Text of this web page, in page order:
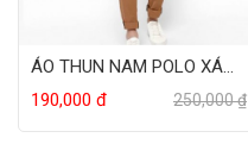
ÁO THUN NAM POLO XÁM NHẠT
190,000 đ
250,000 ₫